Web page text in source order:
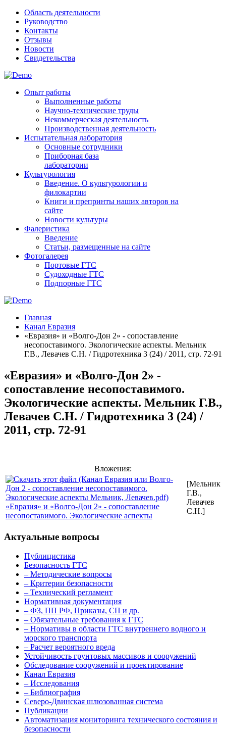
Область деятельности
Руководство
Контакты
Отзывы
Новости
Свидетельства
Опыт работы
Выполненные работы
Научно-технические труды
Некоммерческая деятельность
Производственная деятельность
Испытательная лаборатория
Основные сотрудники
Приборная база
лаборатории
Культурология
Введение. О культурологии и
филокартии
Книги и препринты наших авторов на
сайте
Новости культуры
Фалеристика
Введение
Статьи, размещенные на сайте
Фотогалерея
Портовые ГТС
Судоходные ГТС
Подпорные ГТС
Главная
Канал Евразия
«Евразия» и «Волго-Дон 2» - сопоставление
несопоставимого. Экологические аспекты. Мельник
Г.В., Левачев С.Н. / Гидротехника 3 (24) / 2011, стр. 72-91
«Евразия» и «Волго-Дон 2» -
сопоставление несопоставимого.
Экологические аспекты. Мельник Г.В.,
Левачев С.Н. / Гидротехника 3 (24) /
2011, стр. 72-91
Вложения:
«Евразия» и «Волго-Дон 2» - сопоставление
несопоставимого. Экологические аспекты
[Мельник
Г.В.,
Левачев
С.Н.]
Актуальные вопросы
Публицистика
Безопасность ГТС
– Методические вопросы
– Критерии безопасности
– Технический регламент
Нормативная документация
– ФЗ, ПП РФ, Приказы, СП и др.
– Обязательные требования к ГТС
– Нормативы в области ГТС внутреннего водного и
морского транспорта
– Расчет вероятного вреда
Устойчивость грунтовых массивов и сооружений
Обследование сооружений и проектирование
Канал Евразия
– Исследования
– Библиография
Северо-Двинская шлюзованная система
Публикации
Автоматизация мониторинга технического состояния и
безопасности